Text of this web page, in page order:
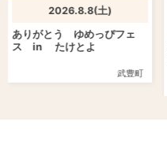
武豊町
2026.8.8(土)
ありがとう ゆめっぴフェ
ス in たけとよ